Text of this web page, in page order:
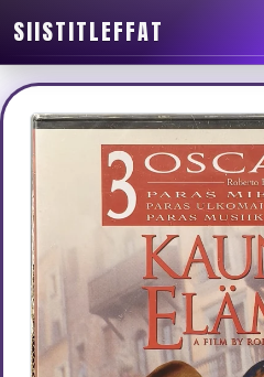
SIISTITLEFFAT